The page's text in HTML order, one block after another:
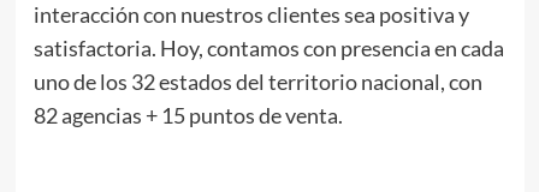
interacción con nuestros clientes sea positiva y
satisfactoria. Hoy, contamos con presencia en cada
uno de los 32 estados del territorio nacional, con
82 agencias + 15 puntos de venta.